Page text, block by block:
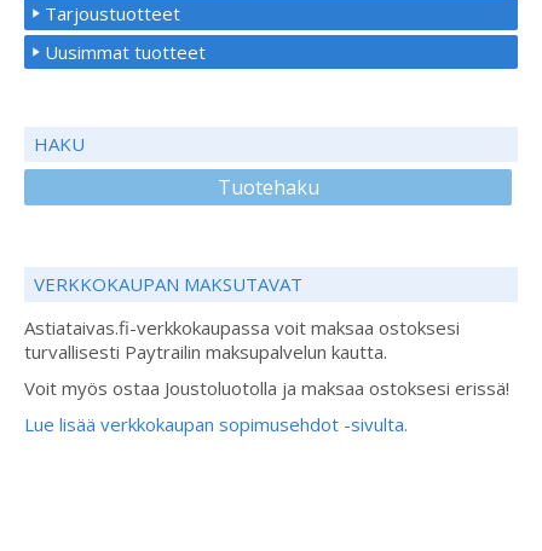
Tarjoustuotteet
Uusimmat tuotteet
HAKU
Tuotehaku
VERKKOKAUPAN MAKSUTAVAT
Astiataivas.fi-verkkokaupassa voit maksaa ostoksesi
turvallisesti Paytrailin maksupalvelun kautta.
Voit myös ostaa Joustoluotolla ja maksaa ostoksesi erissä!
Lue lisää verkkokaupan sopimusehdot -sivulta.